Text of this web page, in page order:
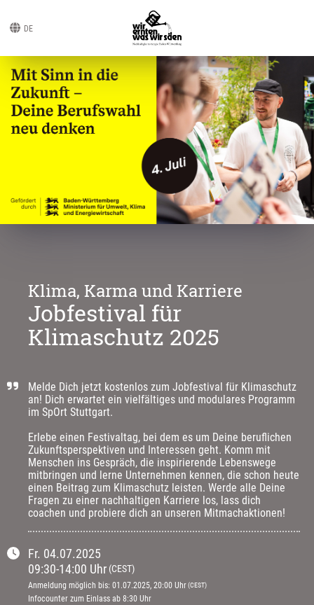
DE
Klima, Karma und Karriere
Jobfestival für
Klimaschutz 2025
Fr. 04.07.2025
09:30-14:00 Uhr (CEST)
Anmeldung möglich bis: 01.07.2025, 20:00 Uhr(CEST)
Infocounter zum Einlass ab 8:30 Uhr
Melde Dich jetzt kostenlos zum Jobfestival für Klimaschutz
an! Dich erwartet ein vielfältiges und modulares Programm
im SpOrt Stuttgart.
Erlebe einen Festivaltag, bei dem es um Deine beruflichen
Zukunftsperspektiven und Interessen geht. Komm mit
Menschen ins Gespräch, die inspirierende Lebenswege
mitbringen und lerne Unternehmen kennen, die schon heute
einen Beitrag zum Klimaschutz leisten. Werde alle Deine
Fragen zu einer nachhaltigen Karriere los, lass dich
coachen und probiere dich an unseren Mitmachaktionen!